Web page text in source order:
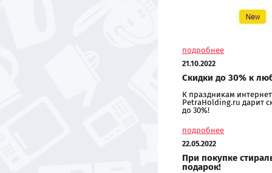
подробнее
21.10.2022
Скидки до 30% к
К праздникам
PetraHolding.ru дарит
до 30%!
подробнее
22.05.2022
При покупке
подарок!